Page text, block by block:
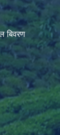
बिवरण